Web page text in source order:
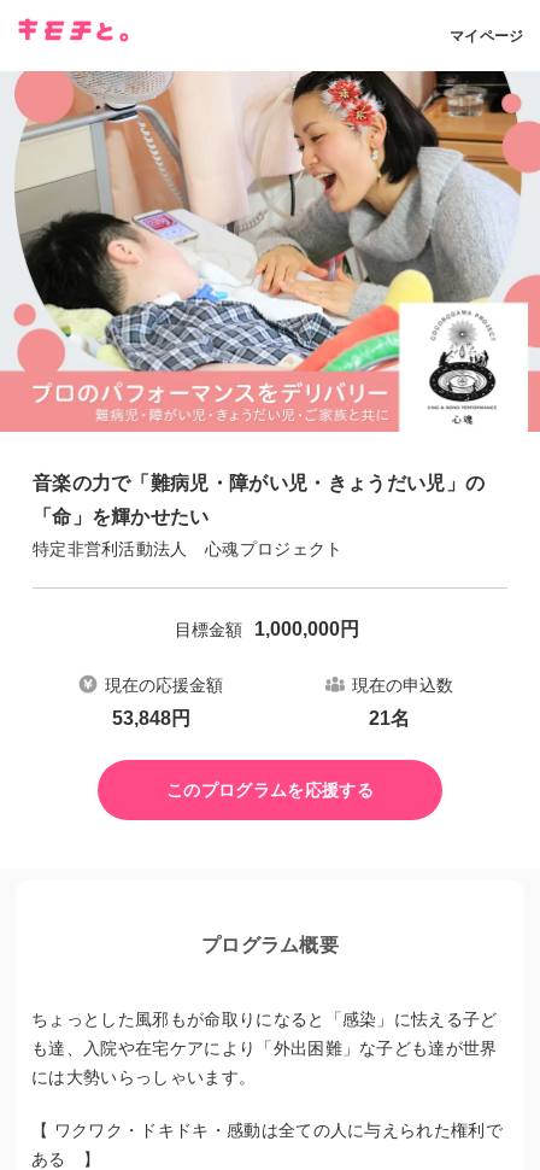
マイページ
音楽の力で「難病児・障がい児・きょうだい児」の
「命」を輝かせたい
特定非営利活動法人 心魂プロジェクト
目標金額 1,000,000円
現在の応援金額
53,848円
現在の申込数
21名
このプログラムを応援する
プログラム概要
ちょっとした風邪もが命取りになると「感染」に怯える子ど
も達、入院や在宅ケアにより「外出困難」な子ども達が世界
には大勢いらっしゃいます。
【 ワクワク・ドキドキ・感動は全ての人に与えられた権利で
ある 】